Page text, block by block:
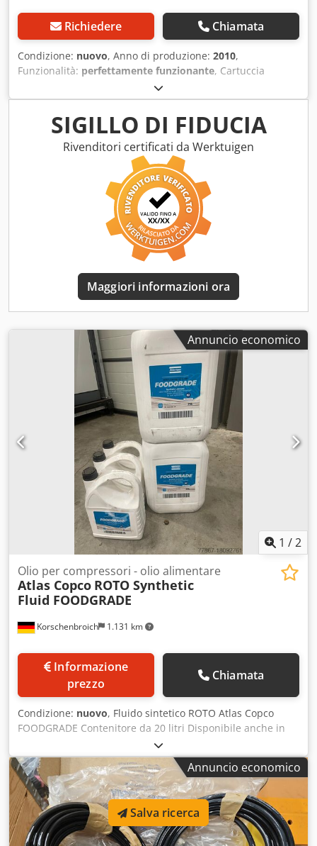
Richiedere Chiamata
Condizione: nuovo, Anno di produzione: 2010,
Funzionalità: perfettamente funzionante, Cartuccia
separatore olio 6.2010.0 Ricambio originale Kaeser Dalla
vendita di magazzino Dkjdpfovkfzisx Acwer Restiamo lì fino
al 6 gennaio. durante le vacanze aziendali. La tua richiesta
verrà quindi elaborata. Garanzia e resi sono esclusi da
questo annuncio.
SIGILLO DI FIDUCIA
Rivenditori certificati da Werktuigen
Maggiori informazioni ora
Annuncio economico
1 /2
Korschenbroich 1.131 km
Olio per compressori - olio alimentare
Atlas Copco ROTO Synthetic
Fluid FOODGRADE
prezzo
Chiamata
Condizione: nuovo, Fluido sintetico ROTO Atlas Copco
FOODGRADE Contenitore da 20 litri Disponibile anche in
contenitori da 5 litri Dkjdpfjvkf A Hjx Acwsr Dalla vendita di
magazzino Restiamo lì fino al 6 gennaio. durante le
vacanze aziendali. La tua richiesta verrà quindi elaborata.
Garanzia e resi sono esclusi da questo annuncio.
Annuncio economico
Salva ricerca